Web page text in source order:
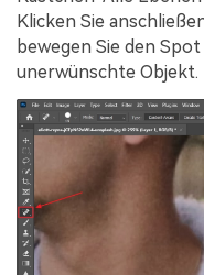
Klicken Sie
bewegen Sie den
unerwünschte Objekt.